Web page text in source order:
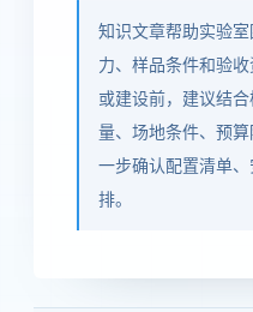
知识文章帮助实验
力、样品条件和验
或建设前，建议结
量、场地条件、预
一步确认配置清单
排。